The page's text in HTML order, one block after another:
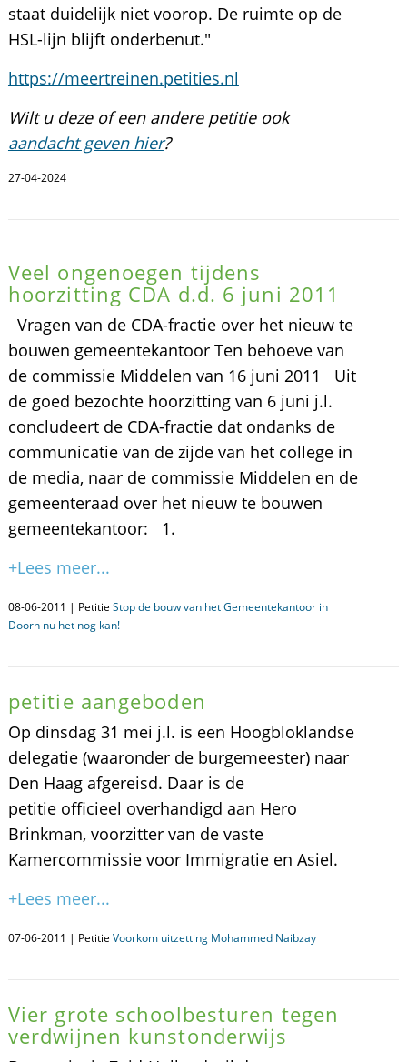
staat duidelijk niet voorop. De ruimte op de
HSL-lijn blijft onderbenut."
https://meertreinen.petities.nl
Wilt u deze of een andere petitie ook
aandacht geven hier?
27-04-2024
Veel ongenoegen tijdens
hoorzitting CDA d.d. 6 juni 2011
Vragen van de CDA-fractie over het nieuw te
bouwen gemeentekantoor Ten behoeve van
de commissie Middelen van 16 juni 2011 Uit
de goed bezochte hoorzitting van 6 juni j.l.
concludeert de CDA-fractie dat ondanks de
communicatie van de zijde van het college in
de media, naar de commissie Middelen en de
gemeenteraad over het nieuw te bouwen
gemeentekantoor: 1.
+Lees meer...
08-06-2011 | Petitie Stop de bouw van het Gemeentekantoor in
Doorn nu het nog kan!
petitie aangeboden
Op dinsdag 31 mei j.l. is een Hoogbloklandse
delegatie (waaronder de burgemeester) naar
Den Haag afgereisd. Daar is de
petitie officieel overhandigd aan Hero
Brinkman, voorzitter van de vaste
Kamercommissie voor Immigratie en Asiel.
+Lees meer...
07-06-2011 | Petitie Voorkom uitzetting Mohammed Naibzay
Vier grote schoolbesturen tegen
verdwijnen kunstonderwijs